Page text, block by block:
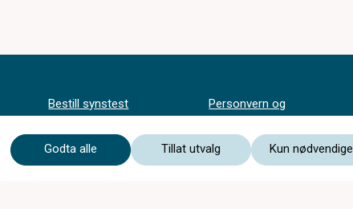
Bestill synstest
SynsUnivers
Faste tilbud
Personvern og
Kjøpsvilkår
Godta alle Tillat utvalg Kun nødvendige